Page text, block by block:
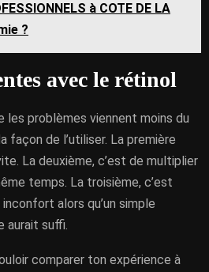
à COTE DE LA
?
avec le rétinol
les problèmes viennent moins du
façon de l’utiliser. La première
La deuxième, c’est de multiplier
temps. La troisième, c’est
inconfort alors qu’un simple
aurait suffi.
comparer ton expérience à